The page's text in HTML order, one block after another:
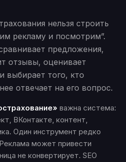
нельзя строить
рекламу и посмотрим”.
предложения,
отзывы, оценивает
выбирает того, кто
отвечает на его вопрос.
важна система:
ВКонтакте, контент,
Один инструмент редко
может привести
не конвертирует. SEO